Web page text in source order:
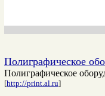
Полиграфическое
Полиграфическое
[http://print.al.ru]